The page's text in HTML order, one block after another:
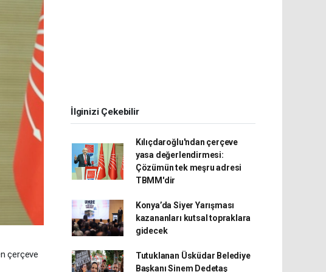
çerçeve
İlginizi Çekebilir
Kılıçdaroğlu'ndan çerçeve
yasa değerlendirmesi:
Çözümün tek meşru adresi
TBMM'dir
Konya’da Siyer Yarışması
kazananları kutsal topraklara
gidecek
Tutuklanan Üsküdar Belediye
Başkanı Sinem Dedetaş